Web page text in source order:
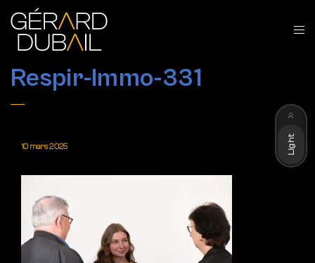
Respir-Immo-331
10 mars 2025 Light
Dark